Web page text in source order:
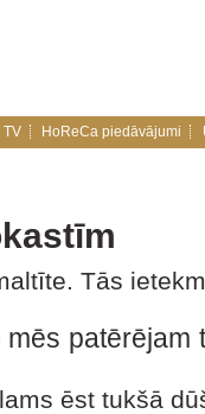
TV HoReCa piedāvājumi
Tās
ēst tukšā